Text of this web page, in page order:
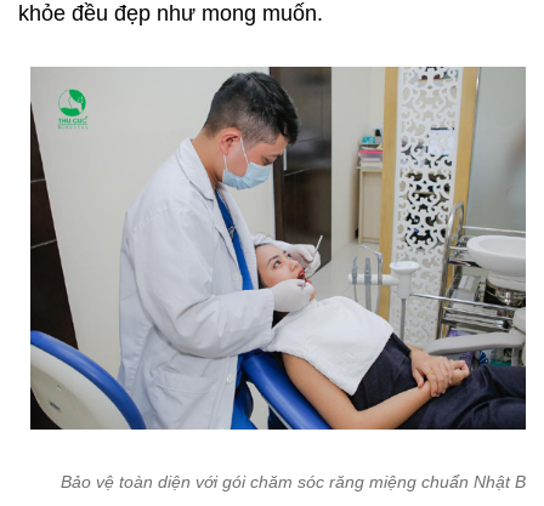
khỏe đều đẹp như mong muốn.
Bảo vệ toàn diện với gói chăm sóc răng miệng chuẩn Nhật Bản